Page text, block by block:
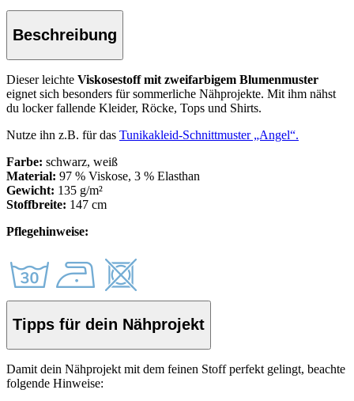
Beschreibung
Dieser leichte Viskosestoff mit zweifarbigem Blumenmuster
eignet sich besonders für sommerliche Nähprojekte. Mit ihm nähst
du locker fallende Kleider, Röcke, Tops und Shirts.
Nutze ihn z.B. für das Tunikakleid-Schnittmuster „Angel“.
Farbe: schwarz, weiß
Material: 97 % Viskose, 3 % Elasthan
Gewicht: 135 g/m²
Stoffbreite: 147 cm
Pflegehinweise:
Tipps für dein Nähprojekt
Damit dein Nähprojekt mit dem feinen Stoff perfekt gelingt, beachte
folgende Hinweise: